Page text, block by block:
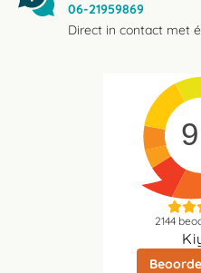
06-21959869
Direct in contact met
2144